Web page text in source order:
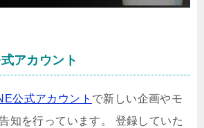
アカウント
公式アカウント で新しい企画やモ
知を行っています。 登録していた